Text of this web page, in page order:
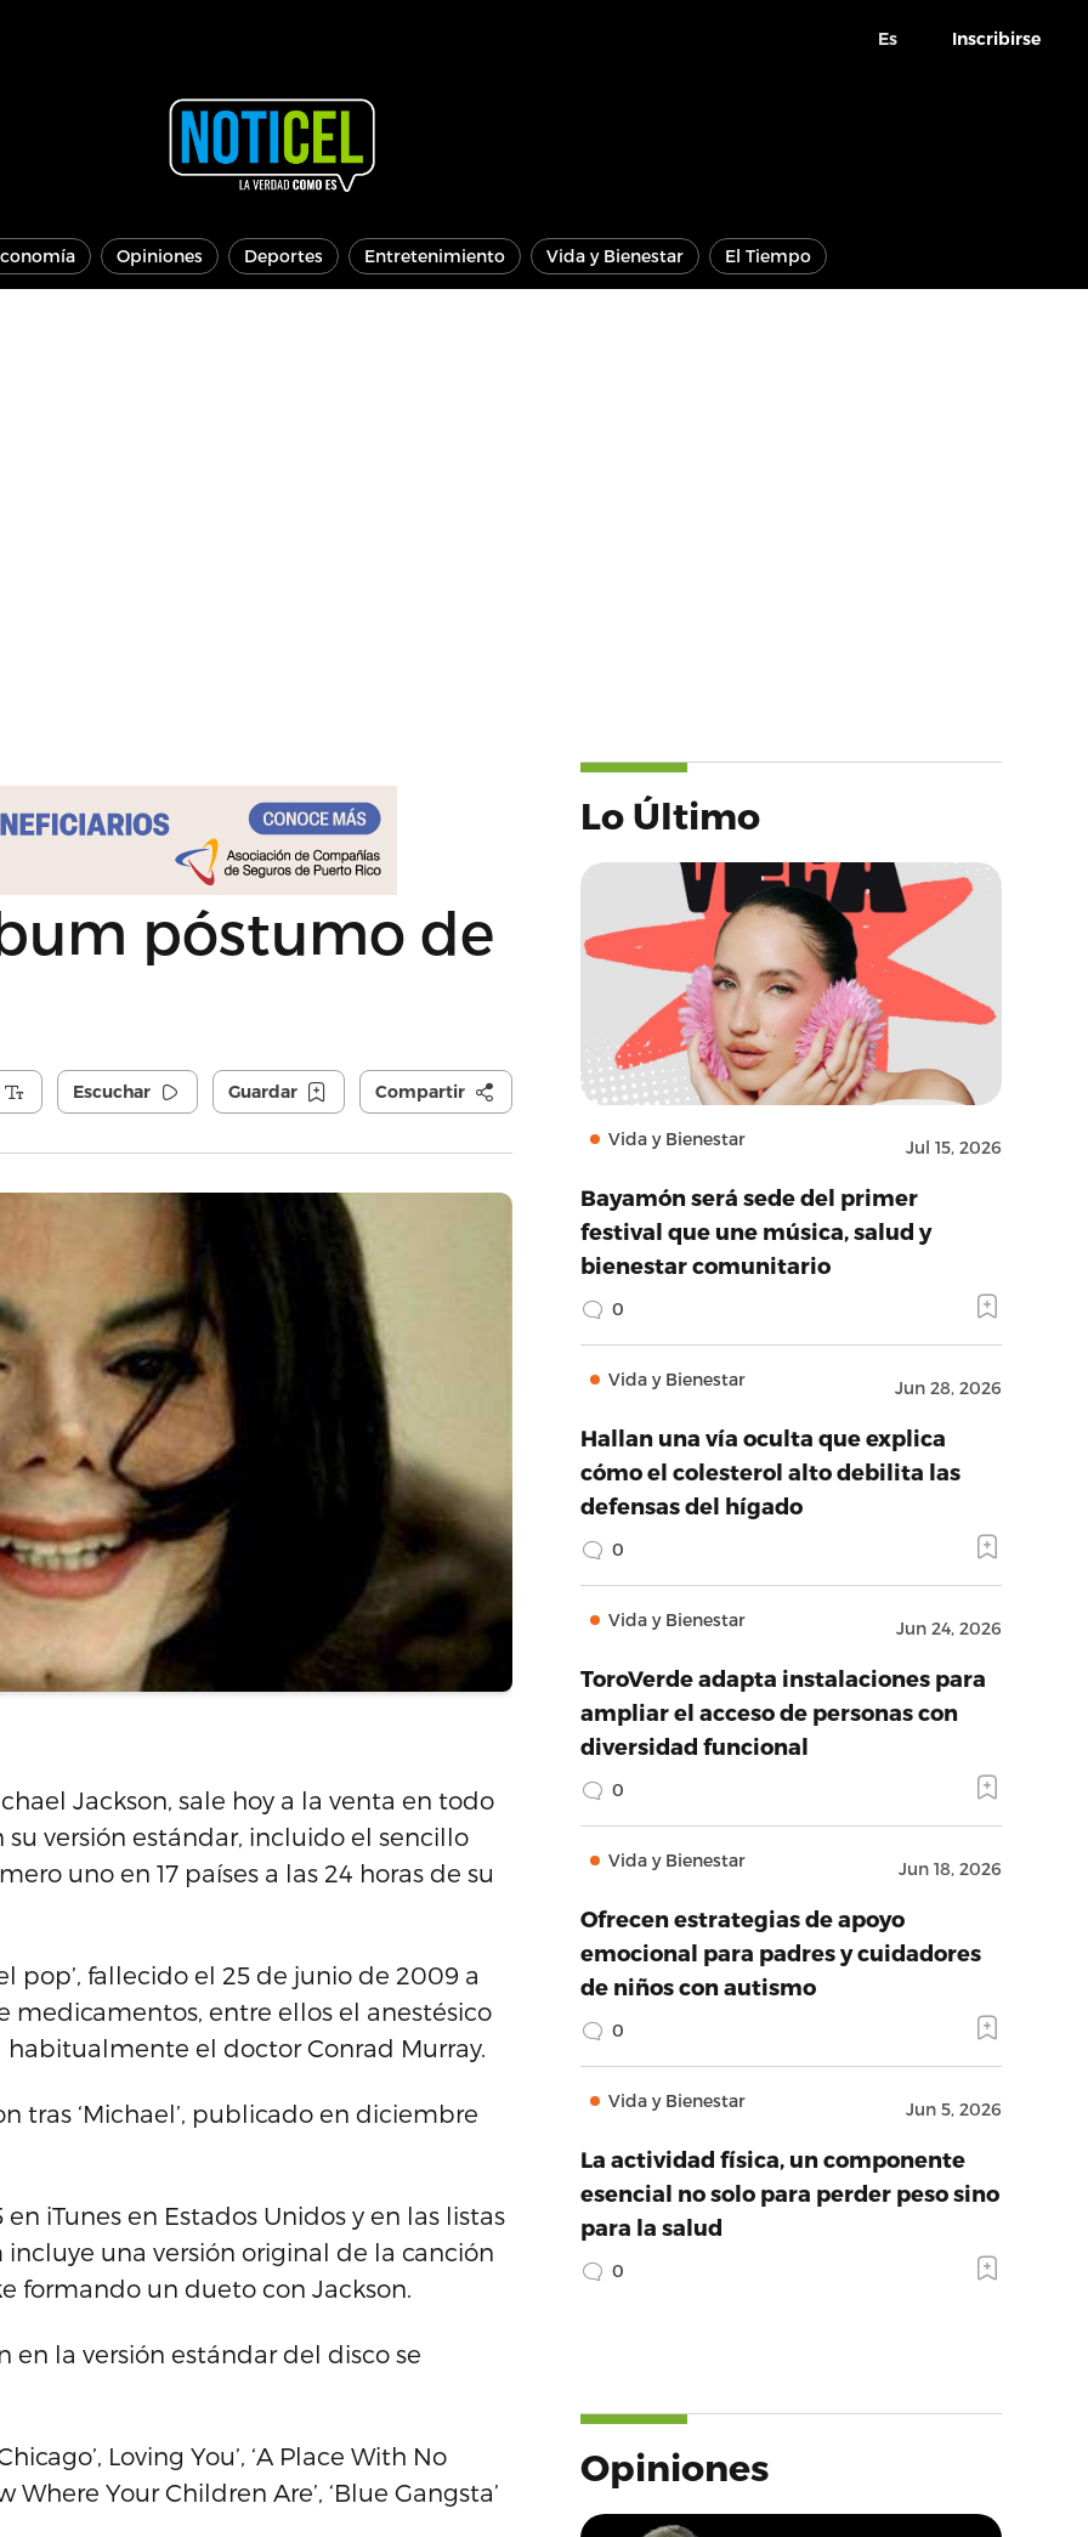
Es Inscribirse
Opiniones Deportes Entretenimiento Vida y Bienestar El Tiempo
póstumo de
Escuchar Guardar Compartir
Jackson, sale hoy a la venta en todo
versión estándar, incluido el sencillo
uno en 17 países a las 24 horas de su
pop’, fallecido el 25 de junio de 2009 a
medicamentos, entre ellos el anestésico
el doctor Conrad Murray.
tras ‘Michael’, publicado en diciembre
en iTunes en Estados Unidos y en las listas
una versión original de la canción
formando un dueto con Jackson.
en la versión estándar del disco se
Loving You’, ‘A Place With No
Where Your Children Are’, ‘Blue Gangsta’
Lo Último
Vida y Bienestar Jul 15, 2026
Bayamón será sede del primer
festival que une música, salud y
bienestar comunitario
0
Vida y Bienestar Jun 28, 2026
Hallan una vía oculta que explica
cómo el colesterol alto debilita las
defensas del hígado
0
Vida y Bienestar Jun 24, 2026
ToroVerde adapta instalaciones para
ampliar el acceso de personas con
diversidad funcional
0
Vida y Bienestar Jun 18, 2026
Ofrecen estrategias de apoyo
emocional para padres y cuidadores
de niños con autismo
0
Vida y Bienestar Jun 5, 2026
La actividad física, un componente
esencial no solo para perder peso sino
para la salud
0
Opiniones